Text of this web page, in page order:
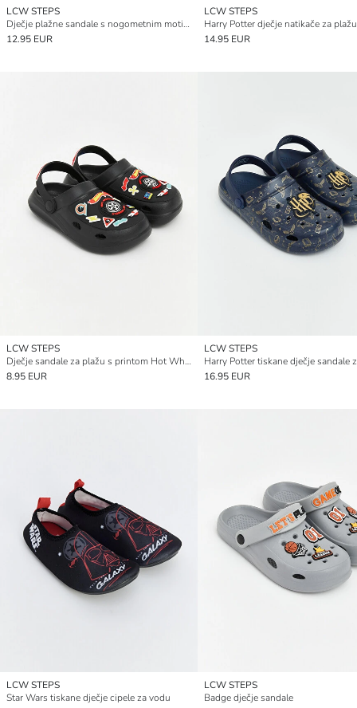
LCW STEPS
Dječje plažne sandale s nogometnim motivom
12.95 EUR
LCW STEPS
14.95 EUR
LCW STEPS
Dječje sandale za plažu s printom Hot Wheels
8.95 EUR
LCW STEPS
Harry Potter tiskane dječje sandale
16.95 EUR
LCW STEPS
Star Wars tiskane dječje cipele za vodu
LCW STEPS
Badge dječje sandale